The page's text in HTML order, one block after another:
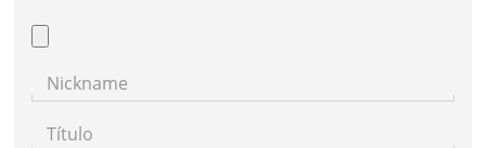
Nickname
Título